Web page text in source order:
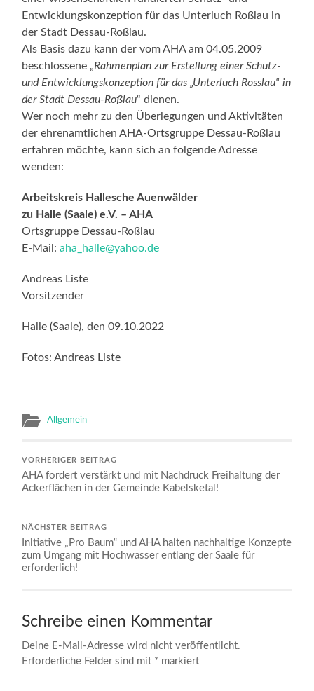
Entwicklungskonzeption für das Unterluch Roßlau in
der Stadt Dessau-Roßlau.
Als Basis dazu kann der vom AHA am 04.05.2009
beschlossene „Rahmenplan zur Erstellung einer Schutz-
und Entwicklungskonzeption für das „Unterluch Rosslau“ in
der Stadt Dessau-Roßlau“ dienen.
Wer noch mehr zu den Überlegungen und Aktivitäten
der ehrenamtlichen AHA-Ortsgruppe Dessau-Roßlau
erfahren möchte, kann sich an folgende Adresse
wenden:
Arbeitskreis Hallesche Auenwälder
zu Halle (Saale) e.V. – AHA
Ortsgruppe Dessau-Roßlau
E-Mail:aha_halle@yahoo.de
Andreas Liste
Vorsitzender
Halle (Saale), den 09.10.2022
Fotos: Andreas Liste
Allgemein
VORHERIGER BEITRAG
AHA fordert verstärkt und mit Nachdruck Freihaltung der
Ackerflächen in der Gemeinde Kabelsketal!
NÄCHSTER BEITRAG
Initiative „Pro Baum“ und AHA halten nachhaltige Konzepte
zum Umgang mit Hochwasser entlang der Saale für
erforderlich!
Schreibe einen Kommentar
Deine E-Mail-Adresse wird nicht veröffentlicht.
Erforderliche Felder sind mit * markiert